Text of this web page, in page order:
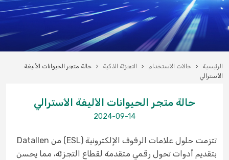
الرئيسية حالات الاستخدام التجزئة الذكية
حالة متجر الحيوانات الأليفة
الأسترالي
حالة متجر الحيوانات الأليفة الأسترالي
2024-09-14
تتزمت حلول علامات الرفوف الإلكترونية (ESL) من Datallen
بتقديم أدوات تحول رقمي متقدمة لقطاع التجزئة، مما يحسن